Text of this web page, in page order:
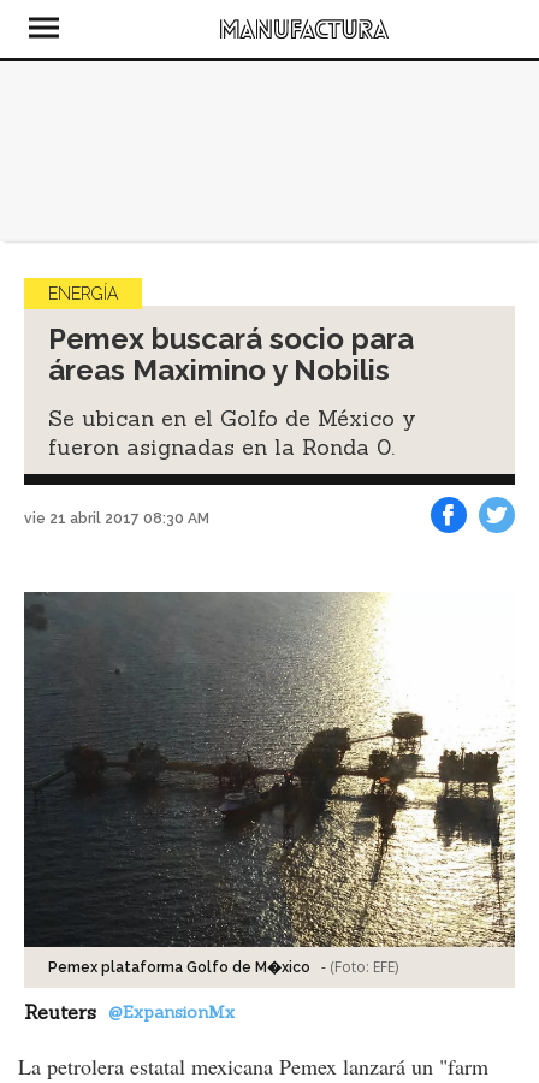
ENERGÍA
Pemex buscará socio para
áreas Maximino y Nobilis
Se ubican en el Golfo de México y
fueron asignadas en la Ronda 0.
vie 21 abril 2017 08:30 AM
Pemex plataforma Golfo de M�xico - (Foto: EFE)
Reuters @ExpansionMx
La petrolera estatal mexicana Pemex lanzará un "farm